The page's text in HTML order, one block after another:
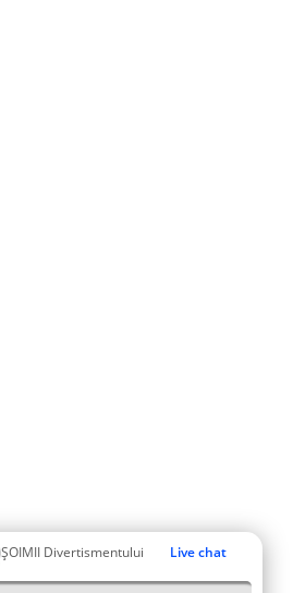
ŞOIMII Divertismentului Live chat